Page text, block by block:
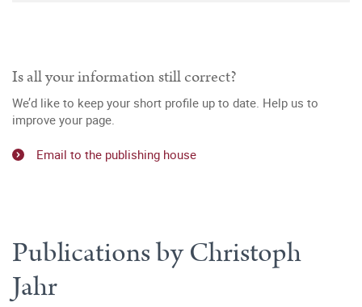
Is all your information still correct?
We’d like to keep your short profile up to date. Help us to
improve your page.
Email to the publishing house
Publications by Christoph
Jahr